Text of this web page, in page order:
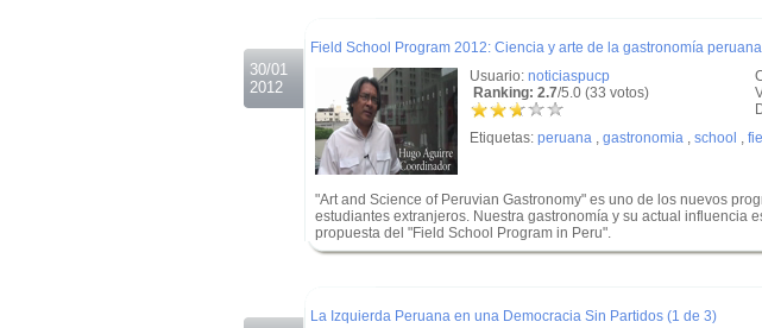
30/01
2012
Field School Program 2012: Ciencia y arte de la gastronomía peruana
Usuario: noticiaspucp
Ranking: 2.7/5.0 (33 votos)
Etiquetas: peruana , gastronomia , school ,
"Art and Science of Peruvian Gastronomy" es uno de los nuevos
estudiantes extranjeros. Nuestra gastronomía y su actual influencia
propuesta del "Field School Program in Peru".
La Izquierda Peruana en una Democracia Sin Partidos (1 de 3)